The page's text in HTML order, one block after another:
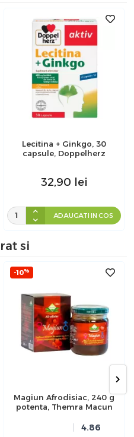
Lecitina + Ginkgo, 30
capsule, Doppelherz
32,90 lei
ADAUGATI IN COS
si
-10%
Magiun Afrodisiac, 240 g
potenta, Themra Macun
4.86